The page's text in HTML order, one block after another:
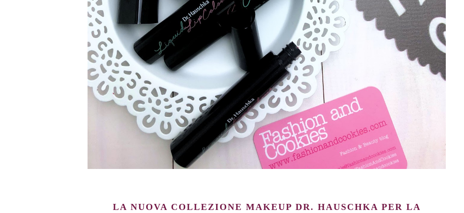
LA NUOVA COLLEZIONE MAKEUP DR. HAUSCHKA PER LA